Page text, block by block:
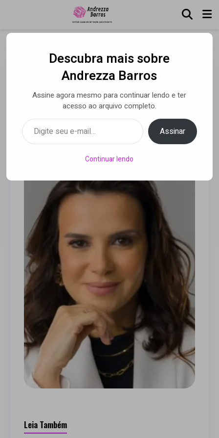
Mulheres adiam a
maternidade e engravidam
cada vez mais tarde
Por Cristiane Guimarães• 05 ago 2025
Leia Também
Descubra mais sobre
Andrezza Barros
Assine agora mesmo para continuar lendo e ter
acesso ao arquivo completo.
Digite seu e-mail…
Assinar
Continuar lendo